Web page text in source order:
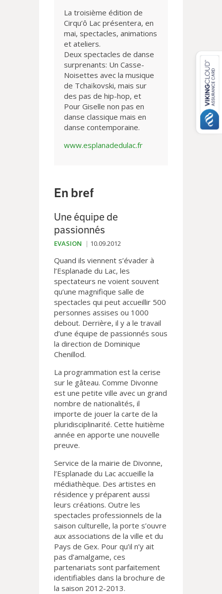
La troisième édition de
Cirqu’ô Lac présentera, en
mai, spectacles, animations
et ateliers.
Deux spectacles de danse
surprenants: Un Casse-
Noisettes avec la musique
de Tchaïkovski, mais sur
des pas de hip-hop, et
Pour Giselle non pas en
danse classique mais en
danse contemporaine.
www.esplanadedulac.fr
En bref
Une équipe de
passionnés
EVASION 10.09.2012
Quand ils viennent s’évader à
l’Esplanade du Lac, les
spectateurs ne voient souvent
qu’une magnifique salle de
spectacles qui peut accueillir 500
personnes assises ou 1000
debout. Derrière, il y a le travail
d’une équipe de passionnés sous
la direction de Dominique
Chenillod.
La programmation est la cerise
sur le gâteau. Comme Divonne
est une petite ville avec un grand
nombre de nationalités, il
importe de jouer la carte de la
pluridisciplinarité. Cette huitième
année en apporte une nouvelle
preuve.
Service de la mairie de Divonne,
l’Esplanade du Lac accueille la
médiathèque. Des artistes en
résidence y préparent aussi
leurs créations. Outre les
spectacles professionnels de la
saison culturelle, la porte s’ouvre
aux associations de la ville et du
Pays de Gex. Pour qu’il n’y ait
pas d’amalgame, ces
partenariats sont parfaitement
identifiables dans la brochure de
la saison 2012-2013.